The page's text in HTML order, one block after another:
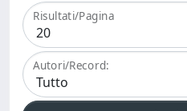
Risultati/Pagina
Autori/Record: